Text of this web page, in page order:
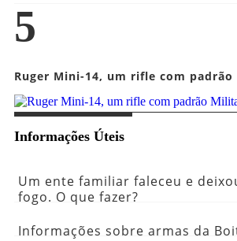
5
Ruger Mini-14, um rifle com
Informações Úteis
Um ente familiar faleceu e
fogo. O que fazer?
Informações sobre armas da